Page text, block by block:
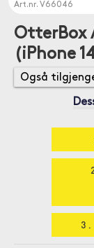
Art.nr. V66046
OtterBox
(iPhone
3.